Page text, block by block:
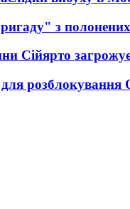
з
Сійярто
розблокування